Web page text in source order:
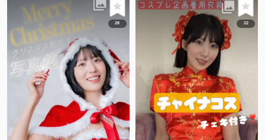
28 22